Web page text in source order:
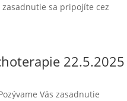
sa pripojíte cez
22.5.2025
Vás zasadnutie